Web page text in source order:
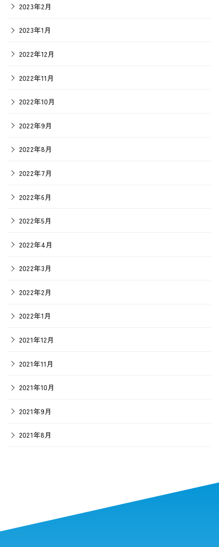
2023年2月
2023年1月
2022年12月
2022年11月
2022年10月
2022年9月
2022年8月
2022年7月
2022年6月
2022年5月
2022年4月
2022年3月
2022年2月
2022年1月
2021年12月
2021年11月
2021年10月
2021年9月
2021年8月